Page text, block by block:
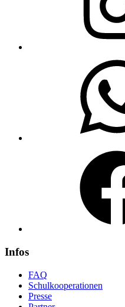
Infos
FAQ
Schulkooperationen
Presse